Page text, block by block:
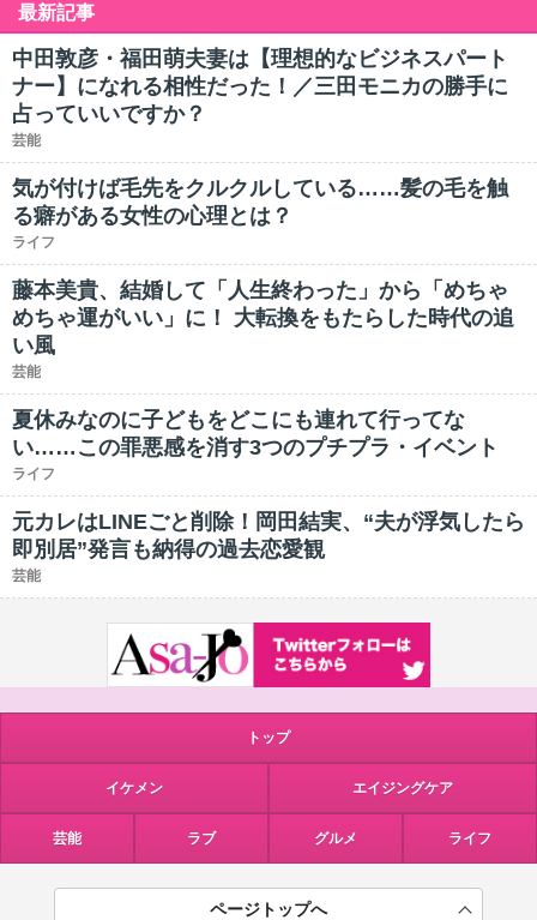
最新記事
中田敦彦・福田萌夫妻は【理想的なビジネスパート
ナー】になれる相性だった！／三田モニカの勝手に
占っていいですか？
芸能
気が付けば毛先をクルクルしている……髪の毛を触
る癖がある女性の心理とは？
ライフ
藤本美貴、結婚して「人生終わった」から「めちゃ
めちゃ運がいい」に！ 大転換をもたらした時代の追
い風
芸能
夏休みなのに子どもをどこにも連れて行ってな
い……この罪悪感を消す3つのプチプラ・イベント
ライフ
元カレはLINEごと削除！岡田結実、“夫が浮気したら
即別居”発言も納得の過去恋愛観
芸能
トップ
イケメン エイジングケア
芸能 ラブ グルメ ライフ
ページトップへ